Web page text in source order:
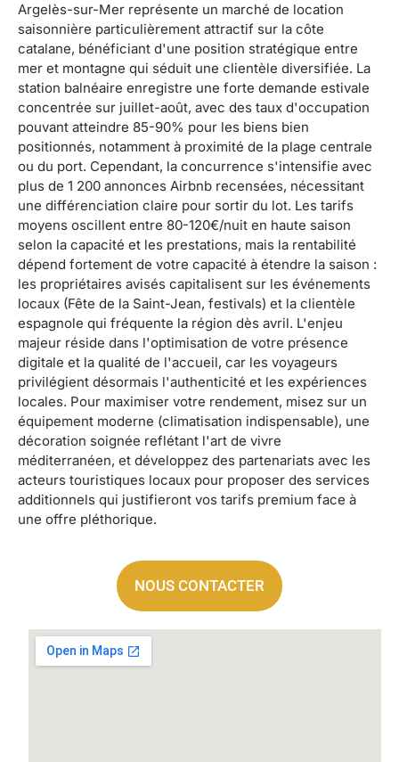
Argelès-sur-Mer représente un marché de location
saisonnière particulièrement attractif sur la côte
catalane, bénéficiant d'une position stratégique entre
mer et montagne qui séduit une clientèle diversifiée. La
station balnéaire enregistre une forte demande estivale
concentrée sur juillet-août, avec des taux d'occupation
pouvant atteindre 85-90% pour les biens bien
positionnés, notamment à proximité de la plage centrale
ou du port. Cependant, la concurrence s'intensifie avec
plus de 1 200 annonces Airbnb recensées, nécessitant
une différenciation claire pour sortir du lot. Les tarifs
moyens oscillent entre 80-120€/nuit en haute saison
selon la capacité et les prestations, mais la rentabilité
dépend fortement de votre capacité à étendre la saison :
les propriétaires avisés capitalisent sur les événements
locaux (Fête de la Saint-Jean, festivals) et la clientèle
espagnole qui fréquente la région dès avril. L'enjeu
majeur réside dans l'optimisation de votre présence
digitale et la qualité de l'accueil, car les voyageurs
privilégient désormais l'authenticité et les expériences
locales. Pour maximiser votre rendement, misez sur un
équipement moderne (climatisation indispensable), une
décoration soignée reflétant l'art de vivre
méditerranéen, et développez des partenariats avec les
acteurs touristiques locaux pour proposer des services
additionnels qui justifieront vos tarifs premium face à
une offre pléthorique.
NOUS CONTACTER